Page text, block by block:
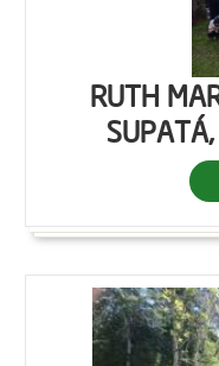
RUTH